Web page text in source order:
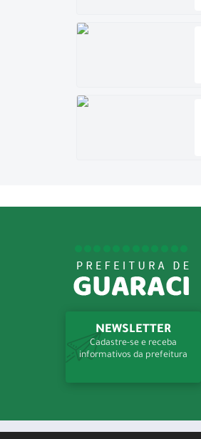
NEWSLETTER
Cadastre-se e receba
informativos da prefeitura